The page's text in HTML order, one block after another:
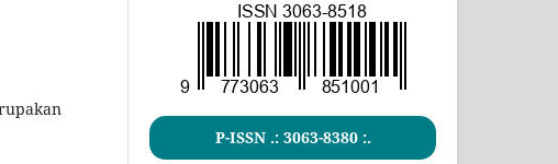
P-ISSN .: 3063-8380:.